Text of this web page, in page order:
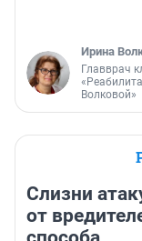
Ирина
Главврач
Волковой»
Слизни
от